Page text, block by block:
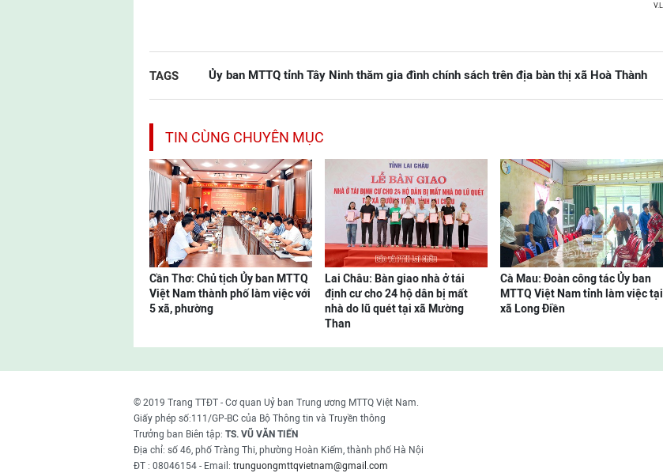
V.L
TAGS Ủy ban MTTQ tỉnh Tây Ninh thăm gia đình chính sách trên địa bàn thị xã Hoà Thành
TIN CÙNG CHUYÊN MỤC
Cần Thơ: Chủ tịch Ủy ban MTTQ
Việt Nam thành phố làm việc với
5 xã, phường
Lai Châu: Bàn giao nhà ở tái
định cư cho 24 hộ dân bị mất
nhà do lũ quét tại xã Mường
Than
Cà Mau: Đoàn công tác Ủy ban
MTTQ Việt Nam tỉnh làm việc tại
xã Long Điền
© 2019 Trang TTĐT - Cơ quan Uỷ ban Trung ương MTTQ Việt Nam.
Giấy phép số:111/GP-BC của Bộ Thông tin và Truyền thông
Trưởng ban Biên tập: TS. VŨ VĂN TIẾN
Địa chỉ: số 46, phố Tràng Thi, phường Hoàn Kiếm, thành phố Hà Nội
ĐT : 08046154 - Email: trunguongmttqvietnam@gmail.com